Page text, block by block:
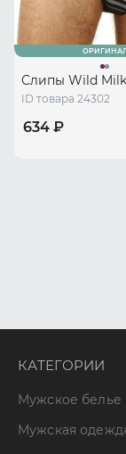
Слипы Wild Milk
ID товара 24302
634 ₽
КАТЕГОРИИ
Мужское белье
Мужская